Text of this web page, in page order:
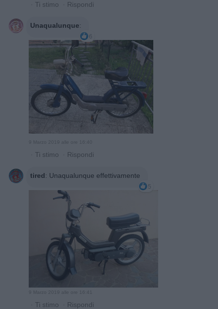
· Ti stimo · Rispondi
Unaqualunque:
6
9 Marzo 2019 alle ore 16:40
· Ti stimo · Rispondi
tired: Unaqualunque effettivamente
5
9 Marzo 2019 alle ore 16:41
· Ti stimo · Rispondi